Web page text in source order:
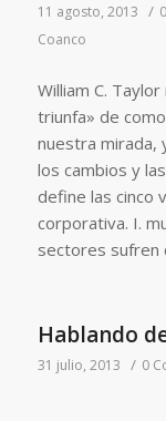
11 agosto, 2013 /
Coanco
William C.
triunfa» de
nuestra mirada,
los cambios y
define las cinco
corporativa. I.
sectores sufren
Hablando
31 julio, 2013 / 0